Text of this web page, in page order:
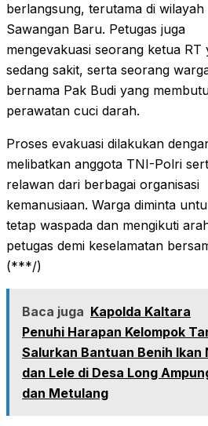
berlangsung, terutama di wilayah
Sawangan Baru. Petugas juga
mengevakuasi seorang ketua RT
sedang sakit, serta seorang
bernama Pak Budi yang
perawatan cuci darah.
Proses evakuasi dilakukan
melibatkan anggota TNI-Polri
relawan dari berbagai organisasi
kemanusiaan. Warga diminta
tetap waspada dan mengikuti
petugas demi keselamatan
(***/)
Baca juga Kapolda Kaltara
Penuhi Harapan Kelompok
Salurkan Bantuan Benih Ikan
dan Lele di Desa Long
dan Metulang